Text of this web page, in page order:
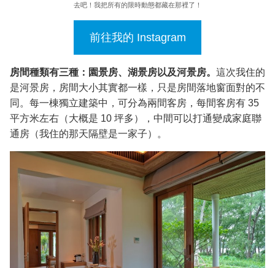
去吧！我把所有的限時動態都藏在那裡了！
前往我的 Instagram
房間種類有三種：園景房、湖景房以及河景房。 這次我住的
是河景房，房間大小其實都一樣，只是房間落地窗面對的不
同。每一棟獨立建築中，可分為兩間客房，每間客房有 35
平方米左右（大概是 10 坪多），中間可以打通變成家庭聯
通房（我住的那天隔壁是一家子）。